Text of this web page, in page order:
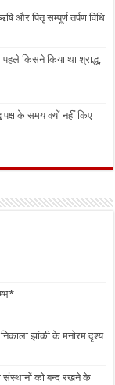
और पितृ सम्पूर्ण तर्पण विधि
किसने किया था श्राद्ध,
पक्ष के समय क्यों नहीं किए
झांकी के मनोरम दृश्य
संस्थानों को बन्द रखने के